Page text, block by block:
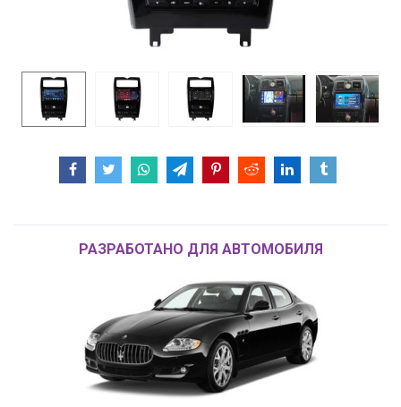
РАЗРАБОТАНО ДЛЯ АВТОМОБИЛЯ